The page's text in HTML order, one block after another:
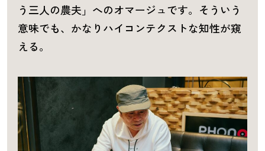
う三人の農夫」へのオマージュです。そういう
意味でも、かなりハイコンテクストな知性が窺
える。